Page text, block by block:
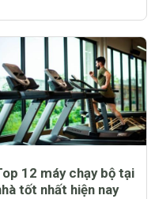
12 máy chạy bộ tại
tốt nhất hiện nay